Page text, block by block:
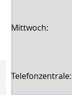
Mittwoch: